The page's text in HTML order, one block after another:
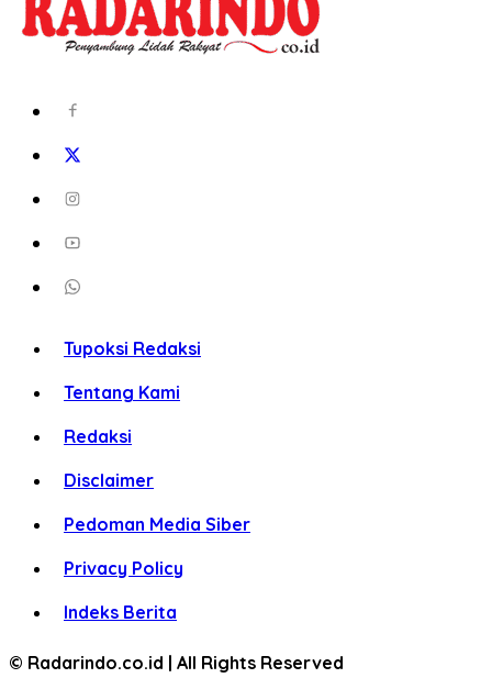
Tupoksi Redaksi
Tentang Kami
Redaksi
Disclaimer
Pedoman Media Siber
Privacy Policy
Indeks Berita
© Radarindo.co.id | All Rights Reserved